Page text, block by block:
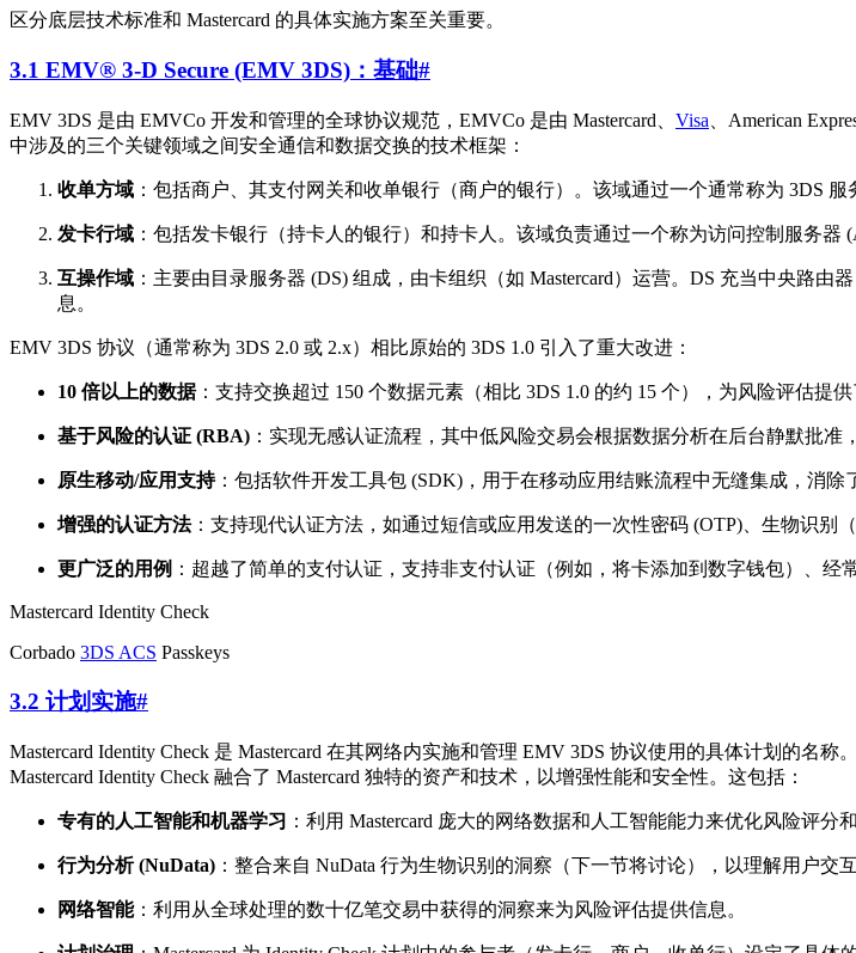
区分底层技术标准和 Mastercard 的具体实施方案至关重要。
3.1 EMV® 3-D Secure (EMV 3DS)：基础#
EMV 3DS 是由 EMVCo 开发和管理的全球协议规范，EMVCo 是由 Mastercard、 Visa 、American
中涉及的三个关键领域之间安全通信和数据交换的技术框架：
收单方域 ：包括商户、其支付网关和收单银行（商户的银行）。该域通过一个通常称为 3DS
发卡行域 ：包括发卡银行（持卡人的银行）和持卡人。该域负责通过一个称为访问控制服务器
互操作域 ：主要由目录服务器 (DS) 组成，由卡组织（如 Mastercard）运营。DS 充当中央路
息。
EMV 3DS 协议（通常称为 3DS 2.0 或 2.x）相比原始的 3DS 1.0 引入了重大改进：
10 倍以上的数据：支持交换超过 150 个数据元素（相比 3DS 1.0 的约 15 个），为风险评估提
基于风险的认证 (RBA) ：实现无感认证流程，其中低风险交易会根据数据分析在后台静默批准
原生移动/应用支持：包括软件开发工具包 (SDK)，用于在移动应用结账流程中无缝集成，消除
增强的认证方法：支持现代认证方法，如通过短信或应用发送的一次性密码 (OTP)、生物识别
更广泛的用例 ：超越了简单的支付认证，支持非支付认证（例如，将卡添加到数字钱包）、经
Mastercard Identity Check
Corbado 3DS ACS Passkeys
3.2 计划实施#
Mastercard Identity Check 是 Mastercard 在其网络内实施和管理 EMV 3DS 协议使用的具体计划的名
Mastercard Identity Check 融合了 Mastercard 独特的资产和技术，以增强性能和安全性。这包括：
专有的人工智能和机器学习 ：利用 Mastercard 庞大的网络数据和人工智能能力来优化风险评分和
行为分析 (NuData) ：整合来自 NuData 行为生物识别的洞察（下一节将讨论），以理解用户交
网络智能：利用从全球处理的数十亿笔交易中获得的洞察来为风险评估提供信息。